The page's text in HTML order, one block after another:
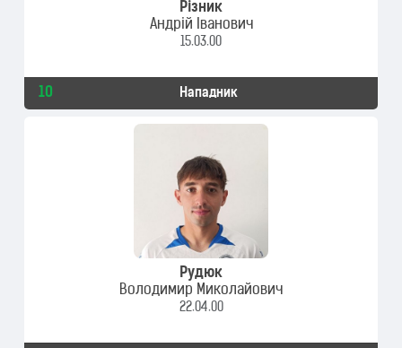
Різник
Андрій Іванович
15.03.00
10 Нападник
Рудюк
Володимир Миколайович
22.04.00